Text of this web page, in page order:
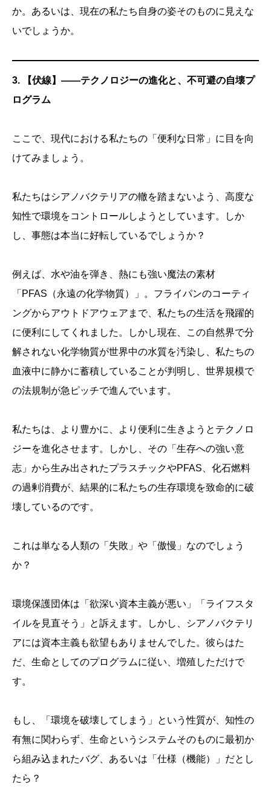
か。あるいは、現在の私たち自身の姿そのものに見えな
いでしょうか。
3. 【伏線】——テクノロジーの進化と、不可避の自壊プ
ログラム
ここで、現代における私たちの「便利な日常」に目を向
けてみましょう。
私たちはシアノバクテリアの轍を踏まないよう、高度な
知性で環境をコントロールしようとしています。しか
し、事態は本当に好転しているでしょうか？
例えば、水や油を弾き、熱にも強い魔法の素材
「PFAS（永遠の化学物質）」。フライパンのコーティ
ングからアウトドアウェアまで、私たちの生活を飛躍的
に便利にしてくれました。しかし現在、この自然界で分
解されない化学物質が世界中の水質を汚染し、私たちの
血液中に静かに蓄積していることが判明し、世界規模で
の法規制が急ピッチで進んでいます。
私たちは、より豊かに、より便利に生きようとテクノロ
ジーを進化させます。しかし、その「生存への強い意
志」から生み出されたプラスチックやPFAS、化石燃料
の過剰消費が、結果的に私たちの生存環境を致命的に破
壊しているのです。
これは単なる人類の「失敗」や「傲慢」なのでしょう
か？
環境保護団体は「欲深い資本主義が悪い」「ライフスタ
イルを見直そう」と訴えます。しかし、シアノバクテリ
アには資本主義も欲望もありませんでした。彼らはた
だ、生命としてのプログラムに従い、増殖しただけで
す。
もし、「環境を破壊してしまう」という性質が、知性の
有無に関わらず、生命というシステムそのものに最初か
ら組み込まれたバグ、あるいは「仕様（機能）」だとし
たら？